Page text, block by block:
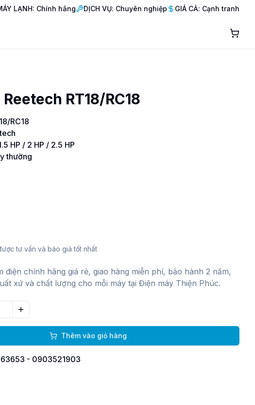
LẠNH: Chính hãng DỊCH VỤ: Chuyên nghiệp GIÁ CẢ: Cạnh tranh
RT18/RC18
RC18
HP / 2 HP / 2.5 HP
thường
tư vấn và báo giá tốt nhất
điện chính hãng giá rẻ, giao hàng miễn phí, bảo hành 2 năm,
xứ và chất lượng cho mỗi máy tại Điện máy Thiện Phúc.
Tăng
Thêm vào giỏ hàng
- 0903521903